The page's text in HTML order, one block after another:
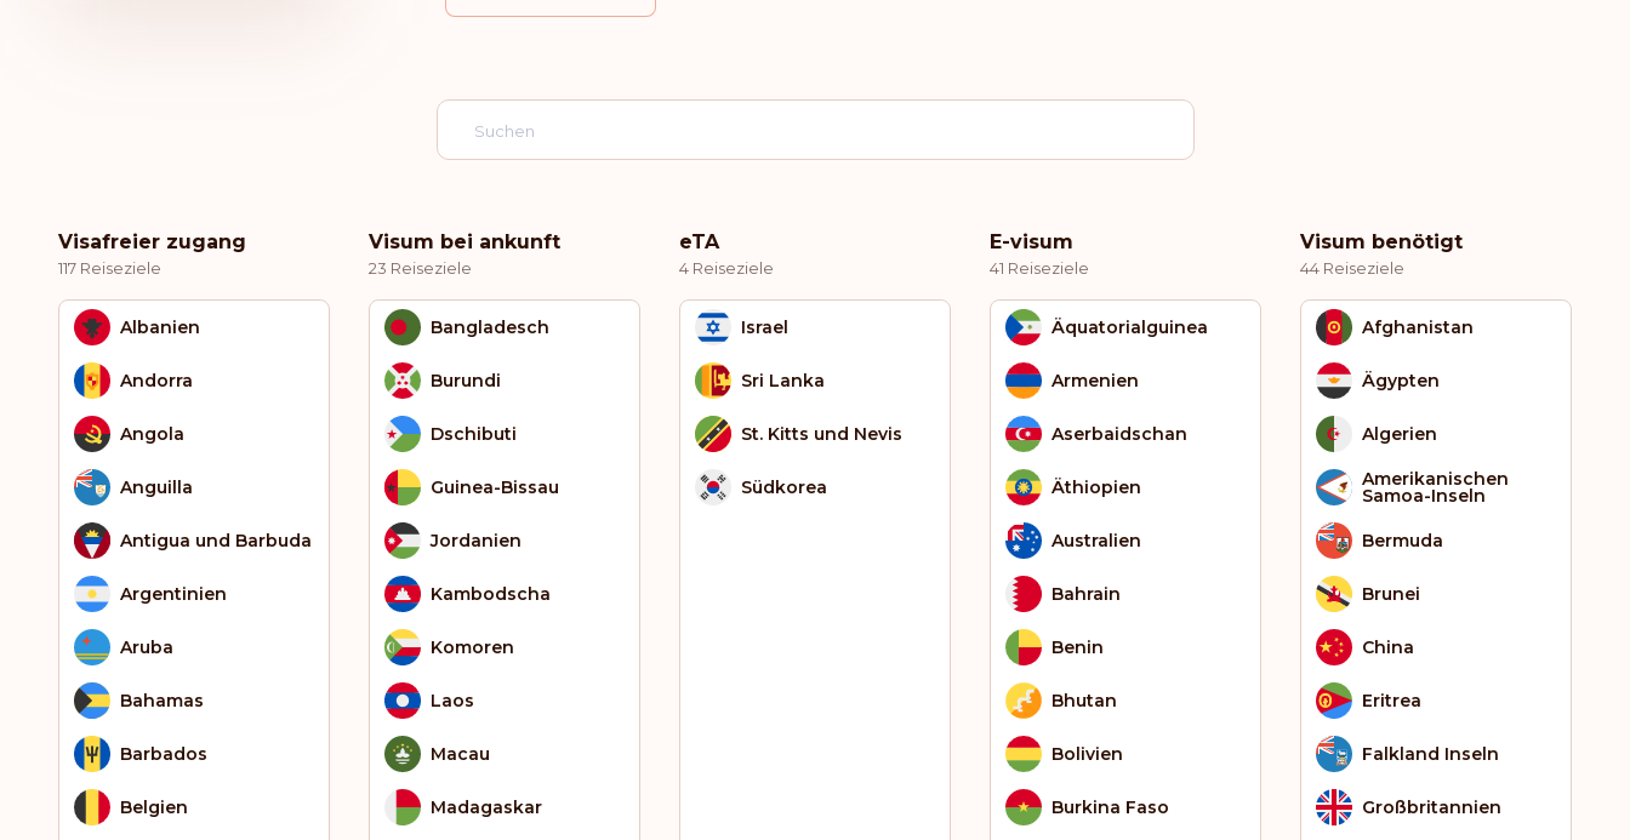
Visafreier zugang
117 Reiseziele
Albanien
Andorra
Angola
Anguilla
Antigua und Barbuda
Argentinien
Aruba
Bahamas
Barbados
Belgien
Visum bei ankunft
23 Reiseziele
Bangladesch
Burundi
Dschibuti
Guinea-Bissau
Jordanien
Kambodscha
Komoren
Laos
Macau
Madagaskar
eTA
4 Reiseziele
Israel
Sri Lanka
St. Kitts und Nevis
Südkorea
E-visum
41 Reiseziele
Äquatorialguinea
Armenien
Aserbaidschan
Äthiopien
Australien
Bahrain
Benin
Bhutan
Bolivien
Burkina Faso
Visum benötigt
44 Reiseziele
Afghanistan
Ägypten
Algerien
Amerikanischen
Samoa-Inseln
Bermuda
Brunei
China
Eritrea
Falkland Inseln
Großbritannien